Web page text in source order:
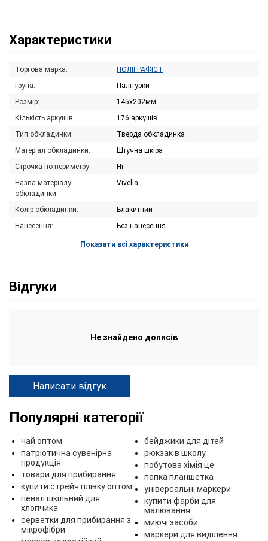
Характеристики
Торгова марка:
ПОЛІГРАФІСТ
Група:
Палітурки
Розмір:
145х202мм
Кількість аркушів:
176 аркушів
Тип обкладинки:
Тверда обкладинка
Матеріал обкладинки:
Штучна шкіра
Строчка по периметру:
Ні
Назва матеріалу
обкладинки:
Vivella
Колір обкладинки:
Блакитний
Нанесення:
Без нанесення
Показати всі характеристики
Відгуки
Не знайдено дописів
Написати відгук
Популярні категорії
чай оптом
патріотична сувенірна
продукція
товари для прибирання
купити стрейч плівку оптом
пенал шкільний для
хлопчика
серветки для прибирання з
мікрофібри
бейджики для дітей
рюкзак в школу
побутова хімія це
папка планшетка
універсальні маркери
купити фарби для
малювання
миючі засоби
маркери для виділення